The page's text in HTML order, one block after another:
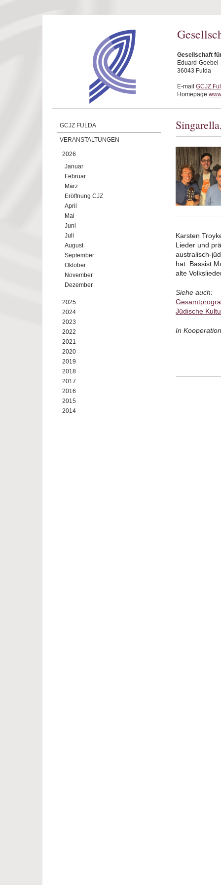
Gesellschaft
Eduard-
36043 Fulda
E-mail
Homepage
GCJZ FULDA
VERANSTALTUNGEN
2026
Januar
Februar
März
Eröffnung CJZ
April
Mai
Juni
Juli
August
September
Oktober
November
Dezember
2025
2024
2023
2022
2021
2020
2019
2018
2017
2016
2015
2014
Karsten
Lieder und
australisch-
hat. Bassist
alte
Siehe auch:
Jüdische
In